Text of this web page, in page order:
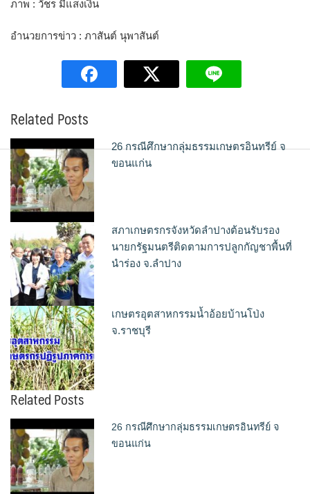
ภาพ : วัชร มีแสงเงิน
อำนวยการข่าว : ภาสันต์ นุพาสันต์
Related Posts
26 กรณีศึกษากลุ่มธรรมเกษตรอินทรีย์ จ
ขอนแก่น
สภาเกษตรกรจังหวัดลำปางต้อนรับรอง
นายกรัฐมนตรีติดตามการปลูกกัญชาพื้นที่
นำร่อง จ.ลำปาง
เกษตรอุตสาหกรรมน้ำอ้อยบ้านโป่ง
จ.ราชบุรี
Related Posts
26 กรณีศึกษากลุ่มธรรมเกษตรอินทรีย์ จ
ขอนแก่น